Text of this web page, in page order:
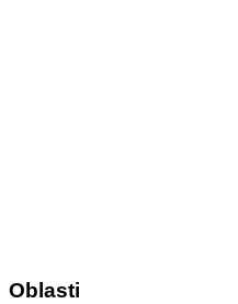
Oblasti